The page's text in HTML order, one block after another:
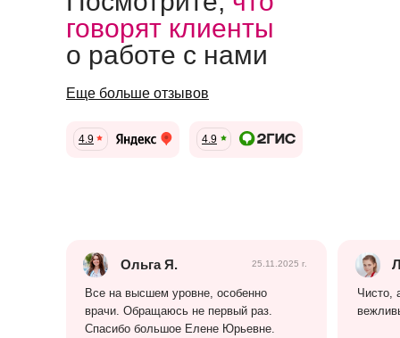
говорят клиенты
о работе с нами
Еще больше отзывов
4.9 4.9
Все на высшем уровне, особенно
врачи. Обращаюсь не первый раз.
Спасибо большое Елене Юрьевне.
Ольга Я. 25.11.2025 г.
Чисто,